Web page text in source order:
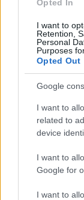
Opted In
I want to
Retention,
Personal
Purposes
Opted Out
Google
I want to
related to
device
I want to
Google for
I want to